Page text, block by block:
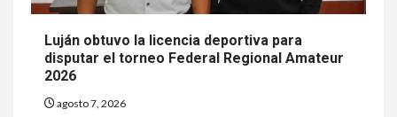
Luján obtuvo la licencia deportiva para
disputar el torneo Federal Regional Amateur
2026
agosto 7, 2026